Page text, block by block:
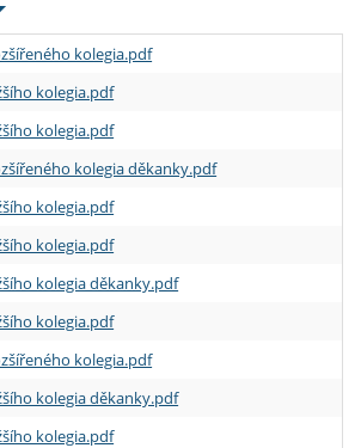
kolegia.pdf
kolegia.pdf
kolegia.pdf
kolegia děkanky.pdf
kolegia.pdf
kolegia.pdf
kolegia děkanky.pdf
kolegia.pdf
kolegia.pdf
kolegia děkanky.pdf
kolegia.pdf